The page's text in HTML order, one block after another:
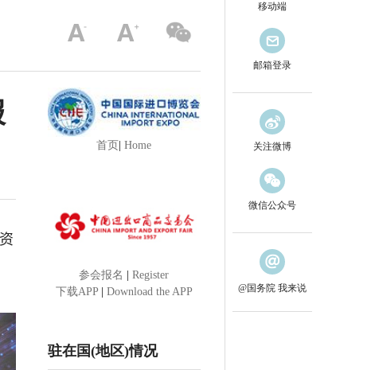
首页 |Home
参会报名 |Register
下载APP| Download the APP
驻在国(地区)情况
移动端
邮箱登录
关注微博
微信公众号
@国务院 我来说